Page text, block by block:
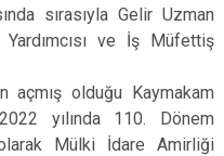
sırasıyla Gelir Uzman
Yardımcısı ve İş Müfettiş
açmış olduğu Kaymakam
yılında 110. Dönem
Mülki İdare Amirliği